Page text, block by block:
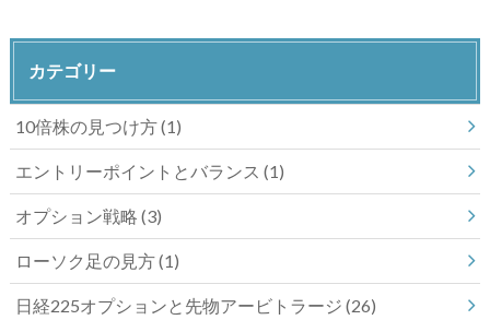
カテゴリー
10倍株の見つけ方(1)
エントリーポイントとバランス (1)
オプション戦略 (3)
ローソク足の見方(1)
日経225オプションと先物アービトラージ (26)